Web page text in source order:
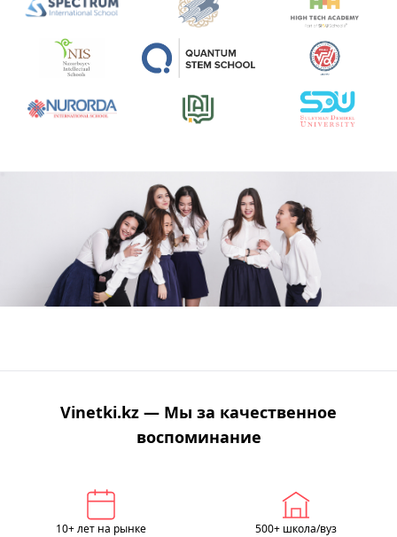
Vinetki.kz — Мы за качественное
воспоминание
10+ лет на рынке 500+ школа/вуз